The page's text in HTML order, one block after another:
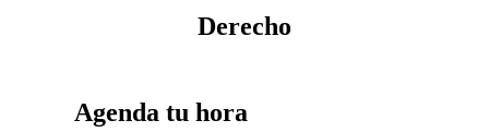
Derecho
Agenda tu hora